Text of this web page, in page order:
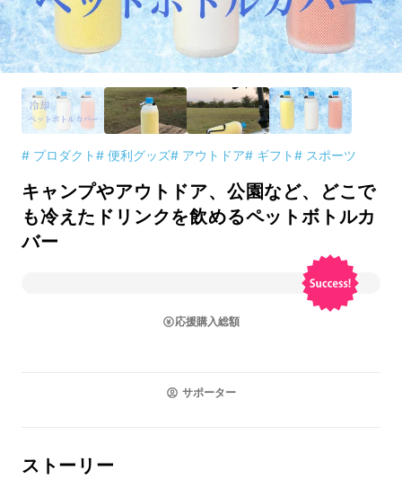
# プロダクト# 便利グッズ# アウトドア# ギフト# スポーツ
キャンプやアウトドア、公園など、どこで
も冷えたドリンクを飲めるペットボトルカ
バー
応援購入総額
サポーター
ストーリー